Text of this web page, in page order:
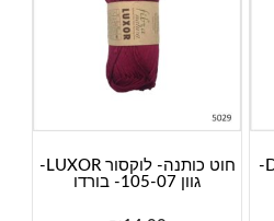
דולפין בייבי- Dolphin baby-
חוט כותנה- לוקסור LUXOR-
גוון 105-07- בורדו